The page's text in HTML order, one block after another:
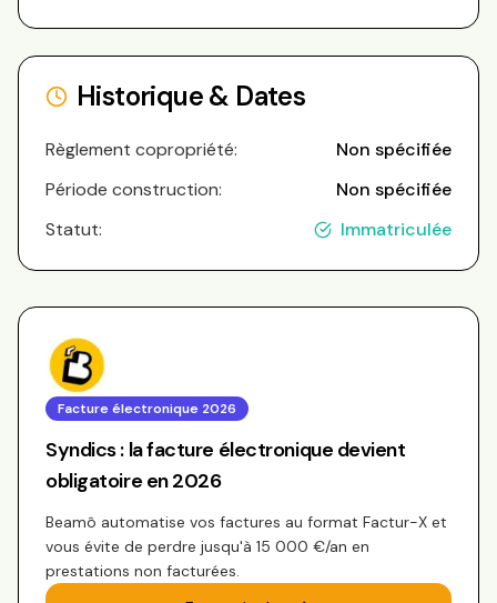
Historique & Dates
Règlement copropriété:
Non spécifiée
Période construction:
Non spécifiée
Statut:
Immatriculée
Facture électronique 2026
Syndics : la facture électronique devient
obligatoire en 2026
Beamô automatise vos factures au format Factur-X et
vous évite de perdre jusqu'à 15 000 €/an en
prestations non facturées.